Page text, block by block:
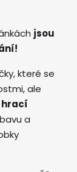
jsou
které se
ale
hrací
a